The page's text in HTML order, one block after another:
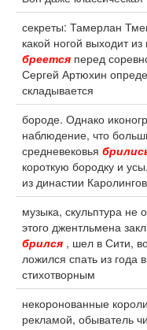
секреты: Тамерлан
какой ногой выходит
бреется перед
Сергей Артюхин
складывается
бороде. Однако
наблюдение, что
средневековья
короткую бородку и
из династии Каролингов
музыка, скульптура не
этого джентльмена
брился , шел в Сити,
ложился спать из года
стихотворным
некоронованные
рекламой, обыватель